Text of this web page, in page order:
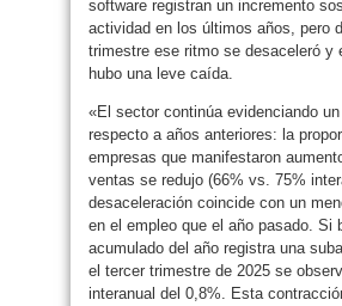
software registran un incremento
actividad en los últimos años, pero
trimestre ese ritmo se desaceleró y
hubo una leve caída.
«El sector continúa evidenciando
respecto a años anteriores: la
empresas que manifestaron
ventas se redujo (66% vs. 75%
desaceleración coincide con un
en el empleo que el año pasado. Si
acumulado del año registra una
el tercer trimestre de 2025 se
interanual del 0,8%. Esta